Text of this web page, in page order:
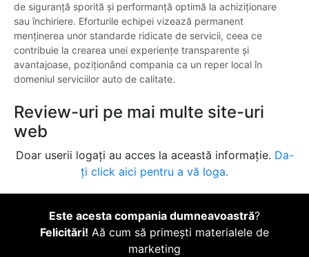
de siguranță sporită și performanță optimă la achiziționare
sau închiriere. Eforturile echipei vizează permanent
menținerea unor standarde ridicate de servicii, ceea ce
contribuie la crearea unei experiențe transparente și
avantajoase, poziționând compania ca un reper local în
domeniul serviciilor auto de calitate.
Review-uri pe mai multe site-uri
web
Doar userii logați au acces la această informație. Da-
ți click aici pentru a vă loga.
Este acesta compania dumneavoastră?
Felicitări! Aă cum să primești materialele de
marketing